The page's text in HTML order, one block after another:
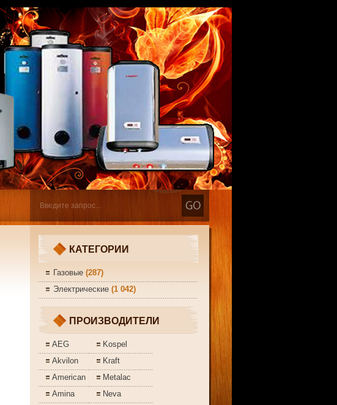
КАТЕГОРИИ
Газовые(287)
Электрические(1 042)
ПРОИЗВОДИТЕЛИ
AEG
Akvilon
American
Amina
Kospel
Kraft
Metalac
Neva